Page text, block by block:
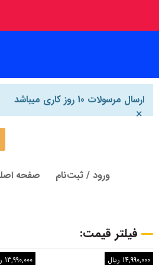
ارسال مرسولات 10 روز کاری میباشد
×
ورود / ثبت‌نام صفحه
فیلتر قیمت:
13,990,000 ریال 14,990,000 ریال